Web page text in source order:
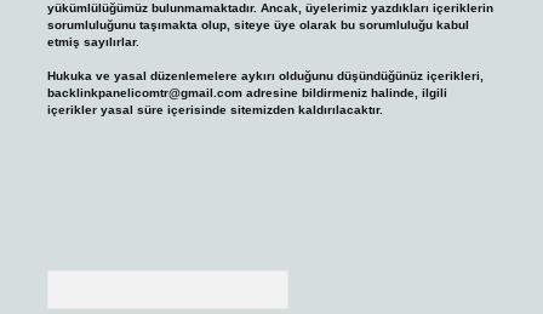
yükümlülüğümüz bulunmamaktadır. Ancak, üyelerimiz yazdıkları içeriklerin
sorumluluğunu taşımakta olup, siteye üye olarak bu sorumluluğu kabul
etmiş sayılırlar.
Hukuka ve yasal düzenlemelere aykırı olduğunu düşündüğünüz içerikleri,
backlinkpanelicomtr@gmail.comadresine bildirmeniz halinde, ilgili
içerikler yasal süre içerisinde sitemizden kaldırılacaktır.